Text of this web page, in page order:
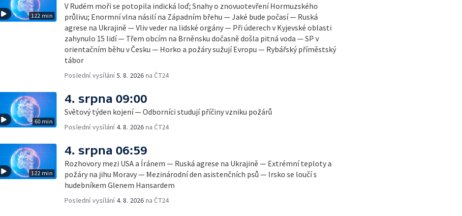
122 min
V Rudém moři se potopila indická loď; Snahy o znovuotevření Hormuzského
průlivu; Enormní vlna násilí na Západním břehu — Jaké bude počasí — Ruská
agrese na Ukrajině — Vliv veder na lidské orgány — Při úderech v Kyjevské oblasti
zahynulo 15 lidí — Třem obcím na Brněnsku dočasně došla pitná voda — SP v
orientačním běhu v Česku — Horko a požáry sužují Evropu — Rybářský příměstský
tábor
Poslední vysílání5. 8. 2026 na ČT24
60 min
4. srpna 09:00
Světový týden kojení — Odborníci studují příčiny vzniku požárů
Poslední vysílání4. 8. 2026 na ČT24
122 min
4. srpna 06:59
Rozhovory mezi USA a Íránem — Ruská agrese na Ukrajině — Extrémní teploty a
požáry na jihu Moravy — Mezinárodní den asistenčních psů — Irsko se loučí s
hudebníkem Glenem Hansardem
Poslední vysílání4. 8. 2026 na ČT24